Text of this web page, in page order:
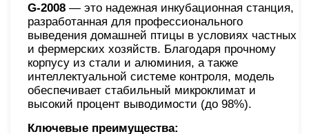
G-2008 — это надежная инкубационная станция,
разработанная для профессионального
выведения домашней птицы в условиях частных
и фермерских хозяйств. Благодаря прочному
корпусу из стали и алюминия, а также
интеллектуальной системе контроля, модель
обеспечивает стабильный микроклимат и
высокий процент выводимости (до 98%).
Ключевые преимущества: